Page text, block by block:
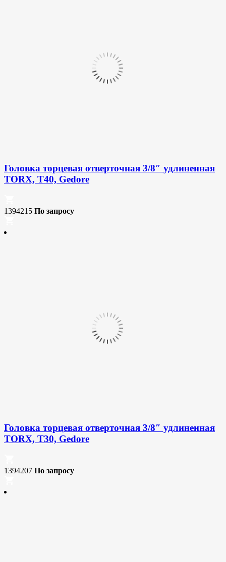
Головка торцевая отверточная 3/8″ удлиненная
TORX, T40, Gedore
1394215 По запросу
Головка торцевая отверточная 3/8″ удлиненная
TORX, T30, Gedore
1394207 По запросу